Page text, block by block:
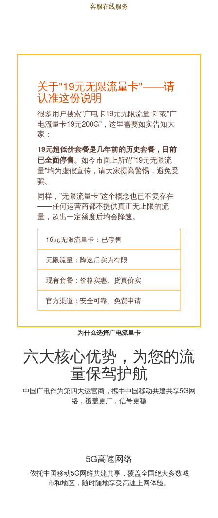
客服在线服务
关于"19元无限流量卡"——请
认准这份说明
很多用户搜索"广电卡19元无限流量卡"或"广
电流量卡19元200G"，这里需要如实告知大
家：
19元超低价套餐是几年前的历史套餐，目前
已全面停售。 如今市面上所谓"19元无限流
量"均为虚假宣传，请大家提高警惕，避免受
骗。
同样，"无限流量卡"这个概念也已不复存在
——任何运营商都不提供真正无上限的流
量，超出一定额度后均会降速。
19元无限流量卡：已停售
无限流量：降速后实为有限
现有套餐：价格实惠、货真价实
官方渠道：安全可靠、免费申请
为什么选择广电流量卡
六大核心优势，为您的流
量保驾护航
中国广电作为第四大运营商，携手中国移动共建共享5G网
络，覆盖更广，信号更稳
5G高速网络
依托中国移动5G网络共建共享，覆盖全国绝大多数城
市和地区，随时随地享受高速上网体验。